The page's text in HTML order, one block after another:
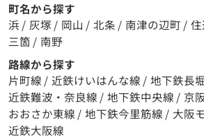
町名から探す
浜 / 灰塚 / 岡山 / 北条 / 南津の辺町 /
三箇 / 南野
路線から探す
片町線 / 近鉄けいはんな線 / 地下鉄長
近鉄難波・奈良線 / 地下鉄中央線 / 京
おおさか東線 / 地下鉄今里筋線 / 大阪
近鉄大阪線